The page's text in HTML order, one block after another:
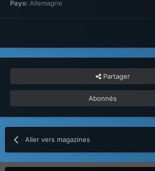
Pays: Allemagne
Partager
Abonnés
Aller vers magazines